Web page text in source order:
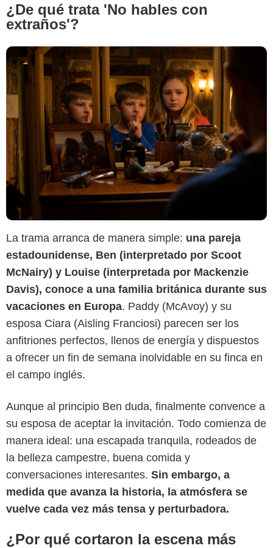
¿De qué trata 'No hables con
extraños'?
La trama arranca de manera simple: una pareja
estadounidense, Ben (interpretado por Scoot
McNairy) y Louise (interpretada por Mackenzie
Davis), conoce a una familia británica durante sus
vacaciones en Europa. Paddy (McAvoy) y su
esposa Ciara (Aisling Franciosi) parecen ser los
anfitriones perfectos, llenos de energía y dispuestos
a ofrecer un fin de semana inolvidable en su finca en
el campo inglés.
Aunque al principio Ben duda, finalmente convence a
su esposa de aceptar la invitación. Todo comienza de
manera ideal: una escapada tranquila, rodeados de
la belleza campestre, buena comida y
conversaciones interesantes. Sin embargo, a
medida que avanza la historia, la atmósfera se
vuelve cada vez más tensa y perturbadora.
¿Por qué cortaron la escena más
Bloody Disgusting